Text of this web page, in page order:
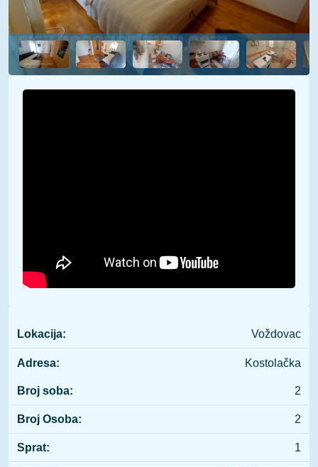
Lokacija: Voždovac
Adresa: Kostolačka
Broj soba: 2
Broj Osoba: 2
Sprat: 1